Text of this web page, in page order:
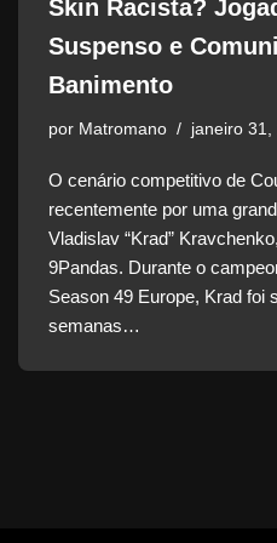
Skin Racista?
Suspenso e
Banimento
por Matromano janeiro 31,
O cenário competitivo de
recentemente por uma
Vladislav “Krad”
9Pandas. Durante o
Season 49 Europe, Krad foi
semanas…